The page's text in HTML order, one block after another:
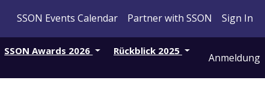
SSON Events Calendar Partner with SSON Sign In
SSON Awards 2026 Rückblick 2025
Anmeldung